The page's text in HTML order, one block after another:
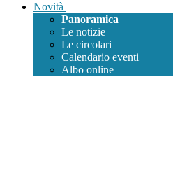
Novità
Panoramica
Le notizie
Le circolari
Calendario eventi
Albo online